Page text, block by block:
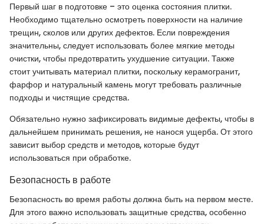
Первый шаг в подготовке – это оценка состояния плитки.
Необходимо тщательно осмотреть поверхности на наличие
трещин, сколов или других дефектов. Если повреждения
значительны, следует использовать более мягкие методы
очистки, чтобы предотвратить ухудшение ситуации. Также
стоит учитывать материал плитки, поскольку керамогранит,
фарфор и натуральный камень могут требовать различные
подходы и чистящие средства.
Обязательно нужно зафиксировать видимые дефекты, чтобы в
дальнейшем принимать решения, не нанося ущерба. От этого
зависит выбор средств и методов, которые будут
использоваться при обработке.
Безопасность в работе
Безопасность во время работы должна быть на первом месте.
Для этого важно использовать защитные средства, особенно